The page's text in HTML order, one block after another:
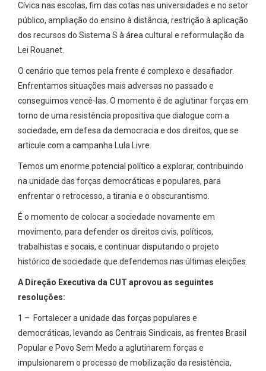
Cívica nas escolas, fim das cotas nas universidades e no setor
público, ampliação do ensino à distância, restrição à aplicação
dos recursos do Sistema S à área cultural e reformulação da
Lei Rouanet.
O cenário que temos pela frente é complexo e desafiador.
Enfrentamos situações mais adversas no passado e
conseguimos vencê-las. O momento é de aglutinar forças em
torno de uma resistência propositiva que dialogue com a
sociedade, em defesa da democracia e dos direitos, que se
articule com a campanha Lula Livre.
Temos um enorme potencial político a explorar, contribuindo
na unidade das forças democráticas e populares, para
enfrentar o retrocesso, a tirania e o obscurantismo.
É o momento de colocar a sociedade novamente em
movimento, para defender os direitos civis, políticos,
trabalhistas e socais, e continuar disputando o projeto
histórico de sociedade que defendemos nas últimas eleições.
A Direção Executiva da CUT aprovou as seguintes
resoluções:
1 – Fortalecer a unidade das forças populares e
democráticas, levando as Centrais Sindicais, as frentes Brasil
Popular e Povo Sem Medo a aglutinarem forças e
impulsionarem o processo de mobilização da resistência,